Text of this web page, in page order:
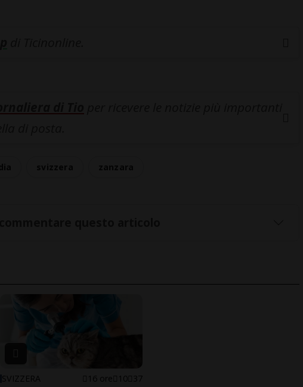
SVIZZERA 16 ore 10 37